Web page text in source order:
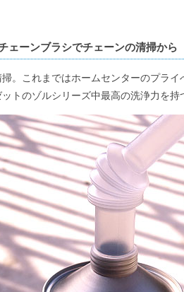
ェーンブラシでチェーンの清掃から
。これまではホームセンターのプラ
トのゾルシリーズ中最高の洗浄力を